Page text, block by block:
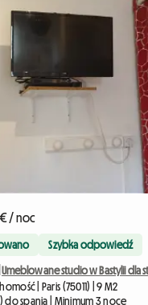
/ noc
Szybka odpowiedź
| Paris (75011) | 9 M2
do spania | Minimum 3 noce